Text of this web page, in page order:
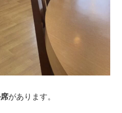
があります。